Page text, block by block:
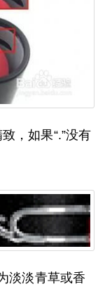
，如果“.”没有
淡淡青草或香